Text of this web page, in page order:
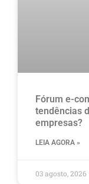
Fórum e-
tendências
empresas?
LEIA AGORA »
03 agosto, 2026